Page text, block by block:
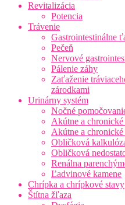
Revitalizácia
Potencia
Trávenie
Gastrointestinálne
Pečeň
Nervové
Pálenie záhy
Zaťaženie
zárodkami
Urinárny systém
Nočné
Akútne a
Akútne a
Obličková
Obličková
Renálna
Ľadvinové kamene
Chrípka a chrípkové stavy
Štítna žľaza